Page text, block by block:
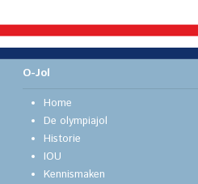
O-Jol
Home
De olympiajol
Historie
IOU
Kennismaken